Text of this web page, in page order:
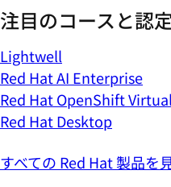
注目のコースと認
Lightwell
Red Hat AI Enterprise
Red Hat OpenShift
Red Hat Desktop
すべての Red Hat 製品を